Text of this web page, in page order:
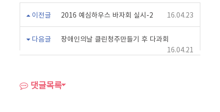
이전글 2016 예심하우스 바자회 실시-2 16.04.23
다음글
장애인의날 클린청주만들기 후 다과회
16.04.21
댓글목록